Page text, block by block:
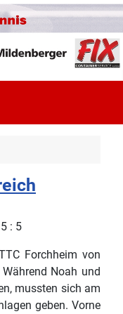
: 5
Forchheim von
Noah und
mussten sich am
geben. Vorne